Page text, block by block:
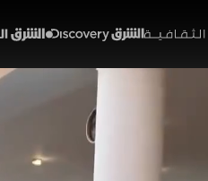
لبنان.. شح
النازحين